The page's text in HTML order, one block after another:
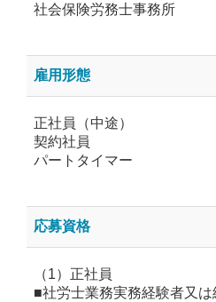
社会保険労務士事務所
雇用形態
正社員（中途）
契約社員
パートタイマー
応募資格
（1）正社員
■社労士業務実務経験者又